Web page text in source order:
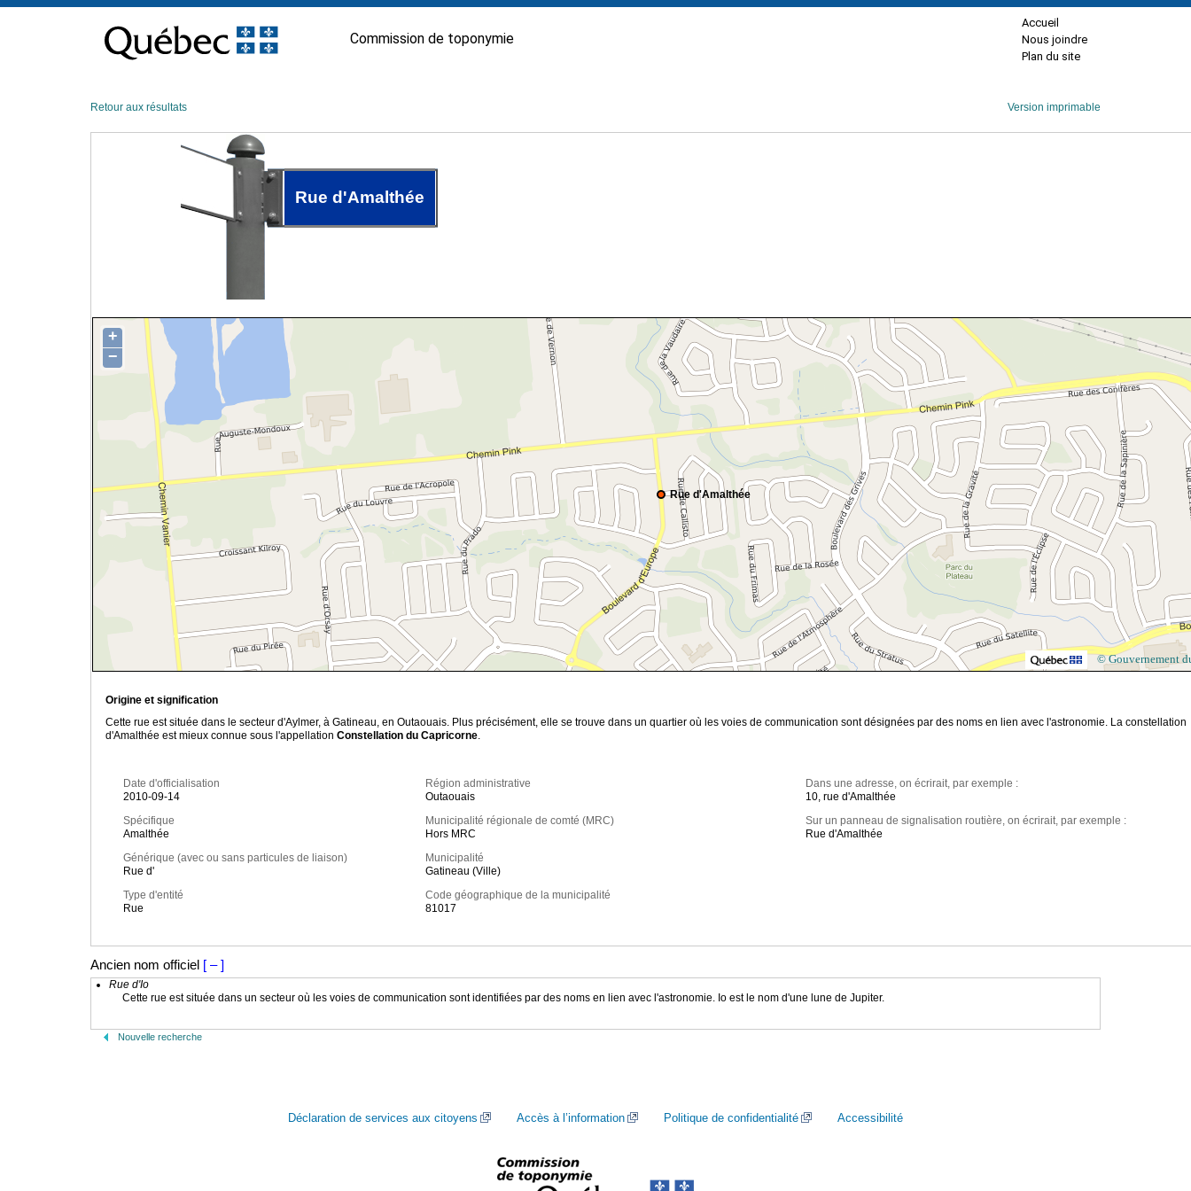
contenu
Commission de toponymie
Accueil
Nous joindre
Plan du site
Retour aux résultats Version imprimable
Rue d'Amalthée
Rue d'Amalthée
+
−
© Gouvernement
Origine et signification
Cette rue est située dans le secteur d'Aylmer, à Gatineau, en Outaouais. Plus précisément, elle se trouve dans un quartier où les voies de communication sont désignées par des noms en lien avec l'astronomie. La constellation
d'Amalthée est mieux connue sous l'appellation Constellation du Capricorne.
Date d'officialisation
2010-09-14
Spécifique
Amalthée
Générique (avec ou sans particules de liaison)
Rue d'
Type d'entité
Rue
Région administrative
Outaouais
Municipalité régionale de comté (MRC)
Hors MRC
Municipalité
Gatineau (Ville)
Code géographique de la municipalité
81017
Dans une adresse, on écrirait, par exemple :
10, rue d'Amalthée
Sur un panneau de signalisation routière, on écrirait, par exemple :
Rue d'Amalthée
Ancien nom officiel [ – ]
Rue d'Io
Cette rue est située dans un secteur où les voies de communication sont identifiées par des noms en lien avec l'astronomie. Io est le nom d'une lune de Jupiter.
Nouvelle recherche
Déclaration de services aux citoyens Accès à l’information Politique de confidentialité Accessibilité